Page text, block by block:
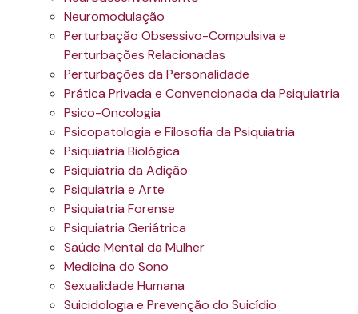
Neuromodulação
Perturbação Obsessivo-Compulsiva e
Perturbações Relacionadas
Perturbações da Personalidade
Prática Privada e Convencionada da Psiquiatria
Psico-Oncologia
Psicopatologia e Filosofia da Psiquiatria
Psiquiatria Biológica
Psiquiatria da Adição
Psiquiatria e Arte
Psiquiatria Forense
Psiquiatria Geriátrica
Saúde Mental da Mulher
Medicina do Sono
Sexualidade Humana
Suicidologia e Prevenção do Suicídio